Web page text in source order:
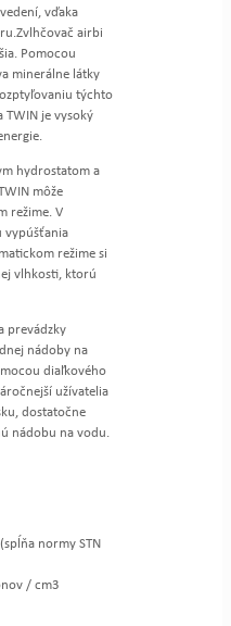
vďaka
airbi
Pomocou
minerálne látky
týchto
TWIN je vysoký
hydrostatom a
môže
režime. V
vypúšťania
režime si
vlhkosti, ktorú
prevádzky
nádoby na
diaľkového
užívatelia
dostatočne
nádobu na vodu.
normy STN
/ cm3